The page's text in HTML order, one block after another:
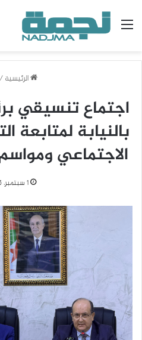
القائمة
الرئيسية/
اجتماع تنسيقي
بالنيابة لمتابعة
الاجتماعي
1 سبتمبر، 2025